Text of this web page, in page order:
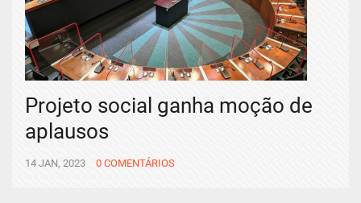
Projeto social ganha moção de
aplausos
14 JAN, 2023 0 COMENTÁRIOS